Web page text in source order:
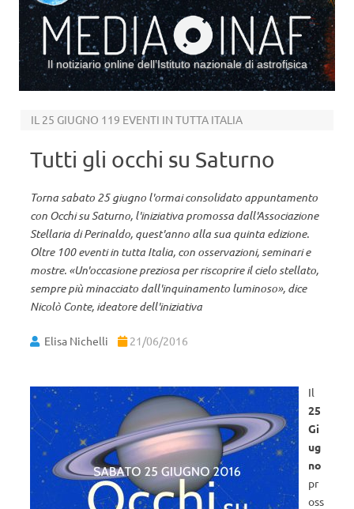
Il notiziario online dell’Istituto nazionale di astrofisica
IL 25 GIUGNO 119 EVENTI IN TUTTA ITALIA
Tutti gli occhi su Saturno
Torna sabato 25 giugno l'ormai consolidato appuntamento
con Occhi su Saturno, l'iniziativa promossa dall'Associazione
Stellaria di Perinaldo, quest'anno alla sua quinta edizione.
Oltre 100 eventi in tutta Italia, con osservazioni, seminari e
mostre. «Un'occasione preziosa per riscoprire il cielo stellato,
sempre più minacciato dall'inquinamento luminoso», dice
Nicolò Conte, ideatore dell'iniziativa
Elisa Nichelli 21/06/2016
Il
25
Gi
ug
no
pr
oss